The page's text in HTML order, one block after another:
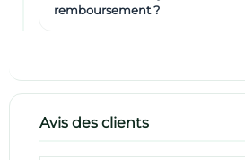
remboursement ?
Avis des clients